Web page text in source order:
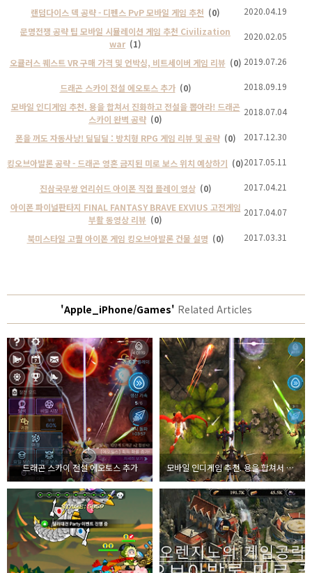
랜덤다이스 덱 공략 - 디펜스 PvP 모바일 게임 추천 (0)
2020.04.19
문명전쟁 공략 팁 모바일 시뮬레이션 게임 추천 Civilization
war (1)
2020.02.05
오큘러스 퀘스트 VR 구매 가격 및 언박싱, 비트세이버 게임 리뷰 (0) 2019.07.26
드래곤 스카이 전설 에오토스 추가 (0)
2018.09.19
모바일 인디게임 추천. 용을 합쳐서 진화하고 전설을 뽑아라! 드래곤
스카이 완벽 공략 (0)
2018.07.04
폰을 꺼도 자동사냥! 딜딜딜 : 방치형 RPG 게임 리뷰 및 공략 (0) 2017.12.30
킹오브아발론 공략 - 드래곤 영혼 금지된 미로 보스 위치 예상하기 (0)2017.05.11
진삼국무쌍 언리쉬드 아이폰 직접 플레이 영상 (0)
2017.04.21
아이폰 파이널판타지 FINAL FANTASY BRAVE EXVIUS 고전게임
부활 동영상 리뷰 (0)
2017.04.07
북미스타일 고퀄 아이폰 게임 킹오브아발론 건물 설명 (0) 2017.03.31
'Apple_iPhone/Games' Related Articles
드래곤 스카이 전설 에오토스 추가 모바일 인디게임 추천. 용을 합쳐서 진화하고 전설을 뽑아라! 드래곤 스카이 완벽 공략